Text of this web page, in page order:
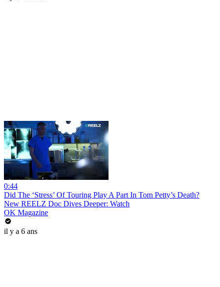
0:44
Did The ‘Stress’ Of Touring Play A Part In Tom Petty’s Death?
New REELZ Doc Dives Deeper: Watch
OK Magazine
il y a 6 ans